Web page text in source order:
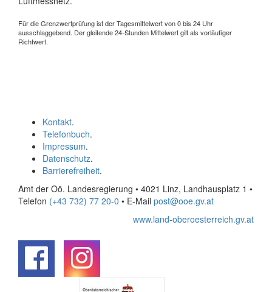
Für die Grenzwertprüfung ist der Tagesmittelwert von 0 bis 24 Uhr
ausschlaggebend. Der gleitende 24-Stunden Mittelwert gilt als vorläufiger
Richtwert.
Kontakt.
Telefonbuch.
Impressum.
Datenschutz.
Barrierefreiheit.
Amt der Oö. Landesregierung • 4021 Linz, Landhausplatz 1 •
Telefon (+43 732) 77 20-0 • E-Mail post@ooe.gv.at
www.land-oberoesterreich.gv.at